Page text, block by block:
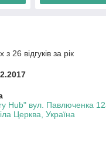
26 відгуків за рік
Hub" вул. Павлюченка
Церква, Україна